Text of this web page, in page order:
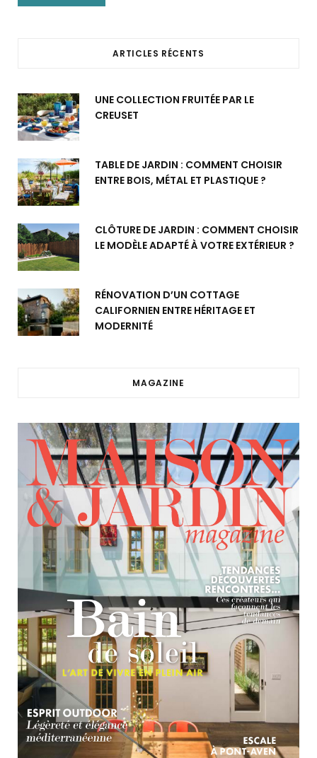
ARTICLES RÉCENTS
UNE COLLECTION FRUITÉE PAR LE
CREUSET
TABLE DE JARDIN : COMMENT CHOISIR
ENTRE BOIS, MÉTAL ET PLASTIQUE ?
CLÔTURE DE JARDIN : COMMENT CHOISIR
LE MODÈLE ADAPTÉ À VOTRE EXTÉRIEUR ?
RÉNOVATION D’UN COTTAGE
CALIFORNIEN ENTRE HÉRITAGE ET
MODERNITÉ
MAGAZINE